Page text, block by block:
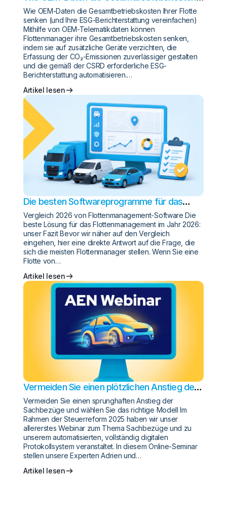
Ihrer Flotte senken (und Ihre ESG-
Berichterstattung vereinfachen)
Wie OEM-Daten die Gesamtbetriebskosten Ihrer Flotte
senken (und Ihre ESG-Berichterstattung vereinfachen)
Mithilfe von OEM-Telematikdaten können
Flottenmanager ihre Gesamtbetriebskosten senken,
indem sie auf zusätzliche Geräte verzichten, die
Erfassung der CO₂-Emissionen zuverlässiger gestalten
und die gemäß der CSRD erforderliche ESG-
Berichterstattung automatisieren.…
Artikel lesen
Die besten Softwareprogramme für das
Fuhrparkmanagement 2026
Vergleich 2026 von Flottenmanagement-Software Die
beste Lösung für das Flottenmanagement im Jahr 2026:
unser Fazit Bevor wir näher auf den Vergleich
eingehen, hier eine direkte Antwort auf die Frage, die
sich die meisten Flottenmanager stellen. Wenn Sie eine
Flotte von…
Artikel lesen
Vermeiden Sie einen plötzlichen Anstieg der
Sachleistungen und wählen Sie die richtige
Regelung
Vermeiden Sie einen sprunghaften Anstieg der
Sachbezüge und wählen Sie das richtige Modell Im
Rahmen der Steuerreform 2025 haben wir unser
allererstes Webinar zum Thema Sachbezüge und zu
unserem automatisierten, vollständig digitalen
Protokollsystem veranstaltet. In diesem Online-Seminar
stellen unsere Experten Adrien und…
Artikel lesen